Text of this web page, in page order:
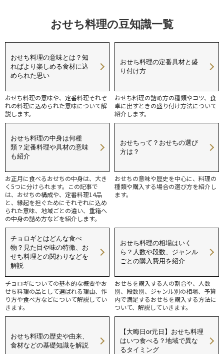
おせち料理の豆知識一覧
おせち料理の意味とは？知
ればより楽しめる食材に込
められた思い
おせち料理の意味や、定番料理それぞ
れの料理に込められた意味について解
説します。
おせち料理の定番具材と盛
り付け方
おせち料理の詰め方の種類やコツ、食
卓に出すときの盛り付け方法について
紹介します。
おせち料理の中身は何種
類？定番料理や具材の意味
も紹介
お正月に食べるおせちの中身は、大き
く5つに分けられます。この記事で
は、おせちの構成や、定番料理14品
と、縁起を担ぐためにそれぞれに込め
られた意味、地域ごとの違い、重箱へ
の中身の詰め方などを紹介します。
おせちって？おせちの選び
方は？
おせちの意味や歴史を中心に、料理の
種類や購入する場合の選び方を紹介し
ます。
チョロギとはどんな食べ
物？見た目や味の特徴、お
せち料理との関わりなどを
解説
チョロギについての基本的な概要やお
せち料理の品として選ばれる理由、作
り方や食べ方などについて解説してい
きます。
おせち料理の相場はいく
ら？人数や段数、ジャンル
ごとの購入費用を紹介
おせちを購入する人の割合や、人数
別、段数別、ジャンル別の相場、予算
内で満足するおせちを購入する方法に
ついて、解説していきます。
おせち料理の歴史や由来、
食材などの基礎知識を解説
【大晦日or元日】おせち料理
はいつ食べる？地域で異な
るタイミング